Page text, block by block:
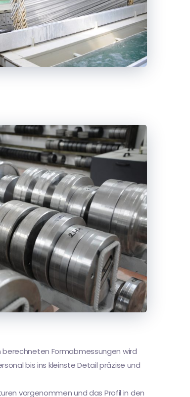
berechneten Formabmessungen wird
bis ins kleinste Detail präzise und
vorgenommen und das Profil in den